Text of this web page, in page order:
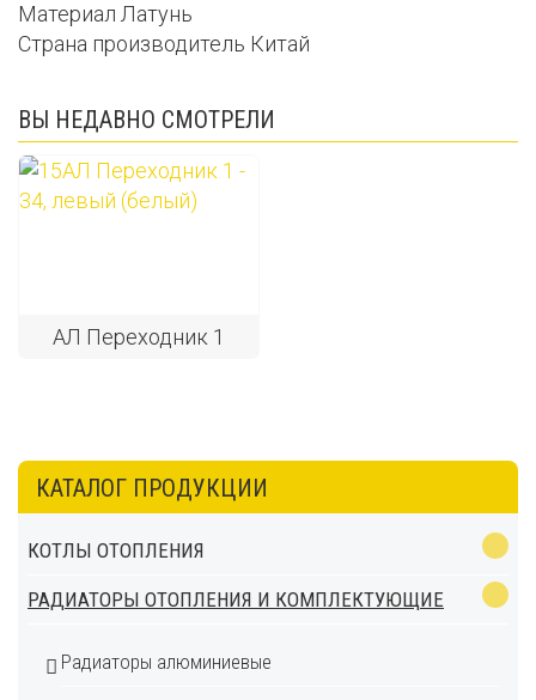
Материал Латунь
Страна производитель Китай
ВЫ НЕДАВНО СМОТРЕЛИ
АЛ Переходник 1
КАТАЛОГ ПРОДУКЦИИ
КОТЛЫ ОТОПЛЕНИЯ
РАДИАТОРЫ ОТОПЛЕНИЯ И КОМПЛЕКТУЮЩИЕ
Радиаторы алюминиевые